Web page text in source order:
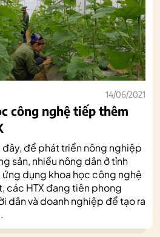
14/06/2021
công nghệ tiếp thêm
đây, để phát triển nông nghiệp
sản, nhiều nông dân ở tỉnh
ứng dụng khoa học công nghệ
các HTX đang tiên phong
dân và doanh nghiệp để tạo ra